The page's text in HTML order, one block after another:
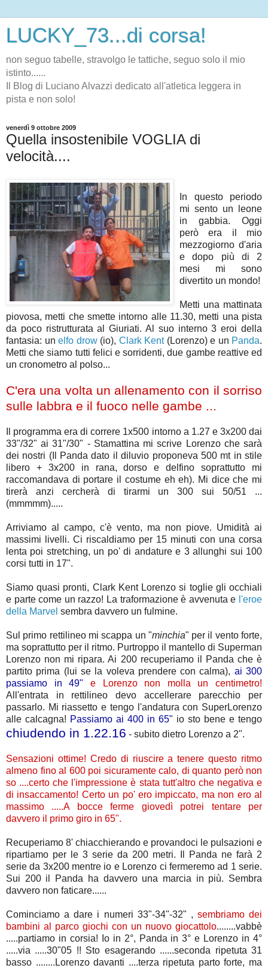
LUCKY_73...di corsa!
non seguo tabelle, stravolgo le tattiche, seguo solo il mio
istinto......
Il Blog di Luciano Alvazzi dedicato all'atletica leggera in
pista e non solo!
venerdì 9 ottobre 2009
Quella insostenibile VOGLIA di
velocità....
In questo periodo
mi sento un leone
in gabbia. Oggi
però era il mio
mezzogiorno d'aria
e dopo più di 2
mesi mi sono
divertito un mondo!
Metti una mattinata
piovosa, metti che smette intorno alle 11.30, metti una pista
da poco ristrutturata al Giuriati. Al suo interno 3 eroi della
fantasia: un elfo drow(io), Clark Kent(Lorenzo) e un Panda.
Metti che siamo tutti felici e sorridenti, due gambe reattive ed
un cronometro al polso...
C'era una volta un allenamento con il sorriso
sulle labbra e il fuoco nelle gambe ...
Il programma era di correre 1x500 intorno a 1.27 e 3x200 dai
33"/32" ai 31"/30" - Stamattina mi scrive Lorenzo che sarà
dei nostri (Il Panda dato il diluvio proponeva 500 mt in stile
libero + 3x200 in rana, dorso e delfino soprattutto mi
raccomandava di portare il costume eh eh). Mi dice che mi
tirerà anzi cercherà di tirarmi un 300 sui 50/51 ...
(mmmmm).....
Arriviamo al campo, c'è vento, ma non piove. Umidità ai
massimi livelli. Ci riscaldiamo per 15 minuti con una corsa
lenta poi stretching, un po' di andature e 3 allunghi sui 100
corsi tutti in 17".
Siamo quasi pronti, Clark Kent Lorenzo si toglie gli occhiali
e parte come un razzo! La traformazione è avvenuta e l'eroe
della Marvel sembra davvero un fulmine.
Sul primo rettilineo mi scappa un "minchia" per il vento forte,
ma soprattutto per il ritmo. Purtroppo il mantello di Superman
Lorenzo non mi ripara. Ai 200 recuperiamo il Panda che è
partito prima (lui se la voleva prendere con calma), ai 300
passiamo in 49"
e Lorenzo non molla un centimetro!
All'entrata in rettilineo devo accellerare parecchio per
passarlo. Mi riassetto e tengo l'andatura con SuperLorenzo
alle calcagna! Passiamo ai 400 in 65" io sto bene e tengo
chiudendo in 1.22.16 - subito dietro Lorenzo a 2".
Sensazioni ottime! Credo di riuscire a tenere questo ritmo
almeno fino al 600 poi sicuramente calo, di quanto però non
so ....certo che l'impressione è stata tutt'altro che negativa e
di insaccamento! Certo un po' ero impiccato, ma non ero al
massimo .....A bocce ferme giovedì potrei tentare per
davvero il primo giro in 65".
Recuperiamo 8' chiacchierando e provandoci le pulsazioni e
ripartiamo per le 3 serie da 200 metri. Il Panda ne farà 2
serie da 3x200 mentre io e Lorenzo ci fermeremo ad 1 serie.
Sui 200 il Panda ha davvero una marcia in più. Sembra
davvero non faticare......
Cominciamo a dare i numeri 33"-34"-32" , sembriamo dei
bambini al parco giochi con un nuovo giocattolo........vabbè
.....partiamo in corsia! Io in 2°, Panda in 3° e Lorenzo in 4°
.....via .....30"05 !! Sto esagerando ......seconda ripetuta 31
basso ........Lorenzo davanti ....terza ripetuta parto forte, ma